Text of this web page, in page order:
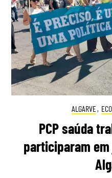
ALGARVE,
PCP saúda
participaram